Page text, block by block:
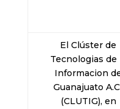
El Clúster de
Tecnologias de
Informacion
Guanajuato
(CLUTIG), en